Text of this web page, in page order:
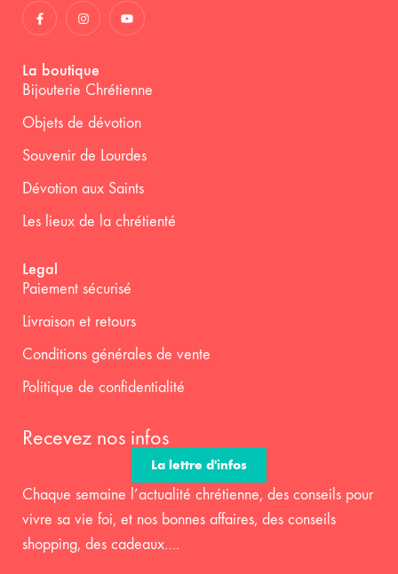
La boutique
Bijouterie Chrétienne
Objets de dévotion
Souvenir de Lourdes
Dévotion aux Saints
Les lieux de la chrétienté
Legal
Paiement sécurisé
Livraison et retours
Conditions générales de vente
Politique de confidentialité
Recevez nos infos
La lettre d'infos
Chaque semaine l’actualité chrétienne, des conseils pour
vivre sa vie foi, et nos bonnes affaires, des conseils
shopping, des cadeaux….